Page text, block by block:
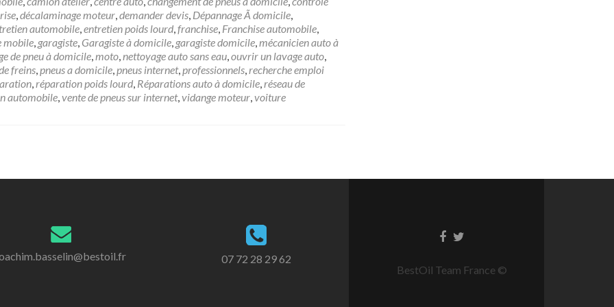
,décalaminage moteur,demander devis, Dépannage Ã domicile,
automobile,entretien poids lourd,franchise, Franchise automobile,
mobile, garagiste, Garagiste à domicile, garagiste domicile,mécanicien auto à
de pneu à domicile,moto,nettoyage auto sans eau,ouvrir un lavage auto,
freins,pneus a domicile,pneus internet,professionnels,recherche emploi
,réparation poids lourd, Réparations auto à domicile,réseau de
automobile,vente de pneus sur internet,vidange moteur,voiture
07 72 28 29 62
BestOil Team France ©